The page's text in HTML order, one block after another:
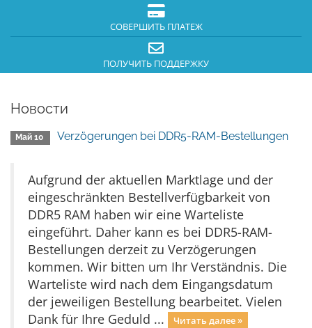
СОВЕРШИТЬ ПЛАТЕЖ
ПОЛУЧИТЬ ПОДДЕРЖКУ
Новости
Май 10 Verzögerungen bei DDR5-RAM-Bestellungen
Aufgrund der aktuellen Marktlage und der
eingeschränkten Bestellverfügbarkeit von
DDR5 RAM haben wir eine Warteliste
eingeführt. Daher kann es bei DDR5-RAM-
Bestellungen derzeit zu Verzögerungen
kommen. Wir bitten um Ihr Verständnis. Die
Warteliste wird nach dem Eingangsdatum
der jeweiligen Bestellung bearbeitet. Vielen
Dank für Ihre Geduld ...
Читать далее »